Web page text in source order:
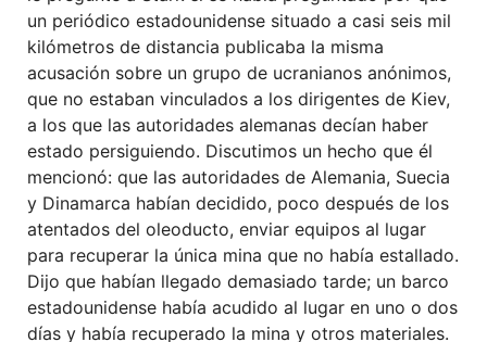
un periódico estadounidense situado a casi seis mil
kilómetros de distancia publicaba la misma
acusación sobre un grupo de ucranianos anónimos,
que no estaban vinculados a los dirigentes de Kiev,
a los que las autoridades alemanas decían haber
estado persiguiendo. Discutimos un hecho que él
mencionó: que las autoridades de Alemania, Suecia
y Dinamarca habían decidido, poco después de los
atentados del oleoducto, enviar equipos al lugar
para recuperar la única mina que no había estallado.
Dijo que habían llegado demasiado tarde; un barco
estadounidense había acudido al lugar en uno o dos
días y había recuperado la mina y otros materiales.